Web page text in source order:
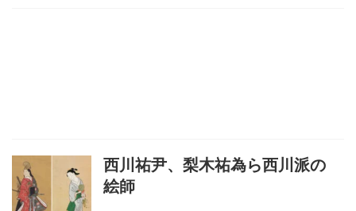
西川祐尹、梨木祐為ら西川派の
絵師